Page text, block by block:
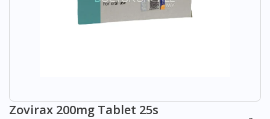
Zovirax 200mg Tablet 25s